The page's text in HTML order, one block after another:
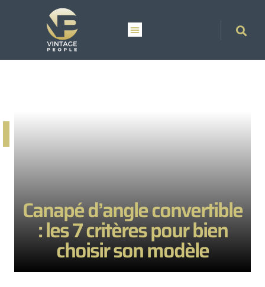
Canapé d’angle convertible
: les 7 critères pour bien
choisir son modèle